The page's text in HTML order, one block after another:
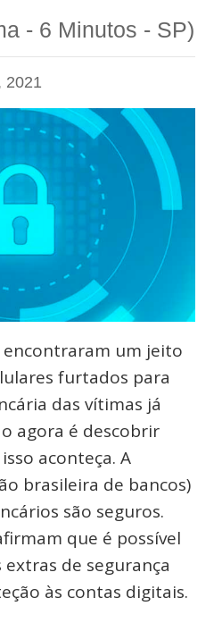
- 6 Minutos - SP)
2021
encontraram um jeito
furtados para
das vítimas já
agora é descobrir
aconteça. A
brasileira de bancos)
são seguros.
que é possível
de segurança
às contas digitais.